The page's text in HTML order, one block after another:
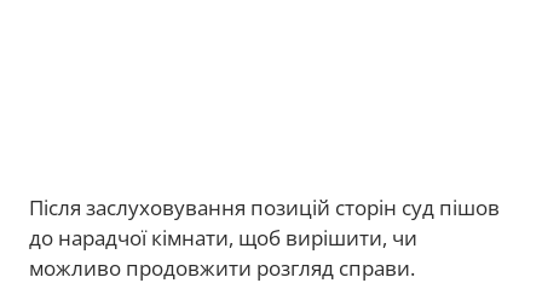
Після заслуховування позицій сторін суд пішов
до нарадчої кімнати, щоб вирішити, чи
можливо продовжити розгляд справи.